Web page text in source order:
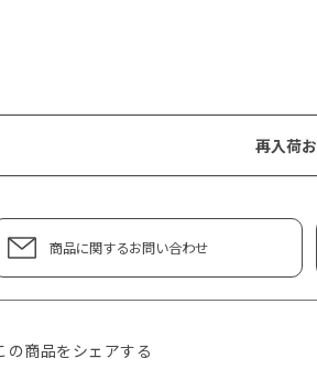
再入荷
商品に関するお問い合わせ
の商品をシェアする